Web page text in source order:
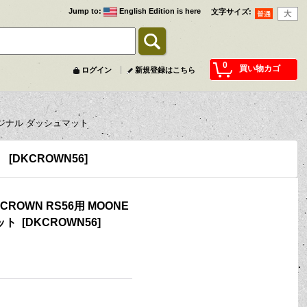
文字サイズ:
Jump to: English Edition is here
0 買い物カゴ
ログイン 新規登録はこちら
ナル ダッシュマット
[DKCROWN56]
RS56用 MOONE
ト
[DKCROWN56]